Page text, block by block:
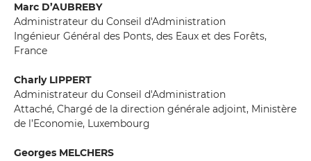
Marc D’AUBREBY
Administrateur du Conseil d'Administration
Ingénieur Général des Ponts, des Eaux et des Forêts,
France
Charly LIPPERT
Administrateur du Conseil d'Administration
Attaché, Chargé de la direction générale adjoint, Ministère
de l’Economie, Luxembourg
Georges MELCHERS